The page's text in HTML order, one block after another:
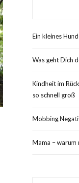
Ein kleines
Was geht Dich
Kindheit im
so schnell groß
Mobbing
Mama – warum